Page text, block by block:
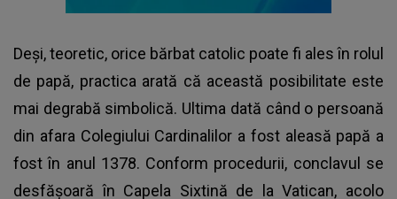
Deși, teoretic, orice bărbat catolic poate fi ales în rolul
de papă, practica arată că această posibilitate este
mai degrabă simbolică. Ultima dată când o persoană
din afara Colegiului Cardinalilor a fost aleasă papă a
fost în anul 1378. Conform procedurii, conclavul se
desfășoară în Capela Sixtină de la Vatican, acolo